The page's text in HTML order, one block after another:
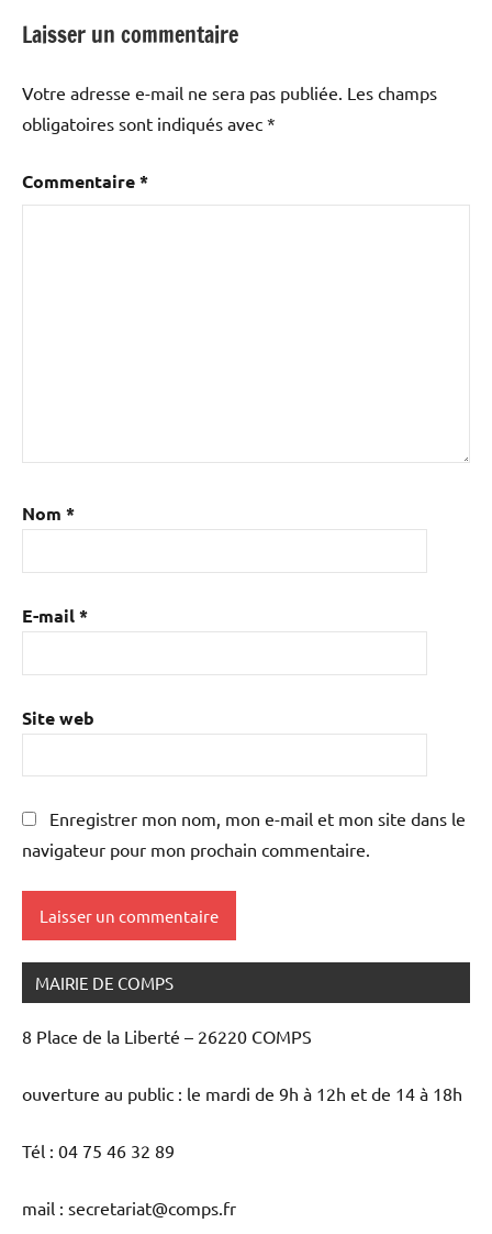
Laisser un commentaire
Votre adresse e-mail ne sera pas publiée. Les champs
obligatoires sont indiqués avec *
Commentaire*
Nom *
E-mail*
Site web
Enregistrer mon nom, mon e-mail et mon site dans le
navigateur pour mon prochain commentaire.
MAIRIE DE COMPS
8 Place de la Liberté – 26220 COMPS
ouverture au public : le mardi de 9h à 12h et de 14 à 18h
Tél : 04 75 46 32 89
mail : secretariat@comps.fr